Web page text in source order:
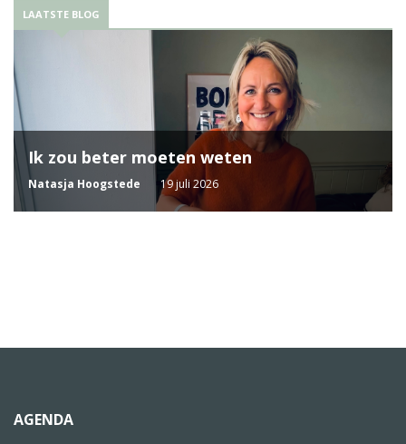
LAATSTE BLOG
Ik zou beter moeten weten
Natasja Hoogstede 19 juli 2026
AGENDA